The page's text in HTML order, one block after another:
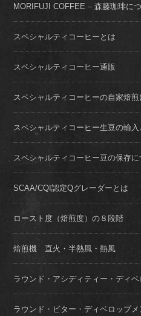
MORIFUJI COFFEE – 森藤珈琲に
スペシャルティコーヒーとは
スペシャルティコーヒー通販
スペシャルティコーヒーの自家焙煎
スペシャルティコーヒー生豆の輸
スペシャルティコーヒー豆の保存に
SCAA/CQI認定Qグレーダーとは
ロースト度（焙煎度）の８段階
焙煎機 直火・半熱風・熱風
ラウンド・アシディティー・ディ
ラウンド・ビター・ディベロップメ